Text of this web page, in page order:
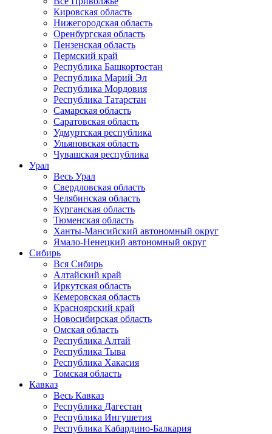
Кировская область
Нижегородская область
Оренбургская область
Пензенская область
Пермский край
Республика Башкортостан
Республика Марий Эл
Республика Мордовия
Республика Татарстан
Самарская область
Саратовская область
Удмуртская республика
Ульяновская область
Чувашская республика
Урал
Весь Урал
Свердловская область
Челябинская область
Курганская область
Тюменская область
Ханты-Мансийский автономный округ
Ямало-Ненецкий автономный округ
Сибирь
Вся Сибирь
Алтайский край
Иркутская область
Кемеровская область
Красноярский край
Новосибирская область
Омская область
Республика Алтай
Республика Тыва
Республика Хакасия
Томская область
Кавказ
Весь Кавказ
Республика Дагестан
Республика Ингушетия
Республика Кабардино-Балкария